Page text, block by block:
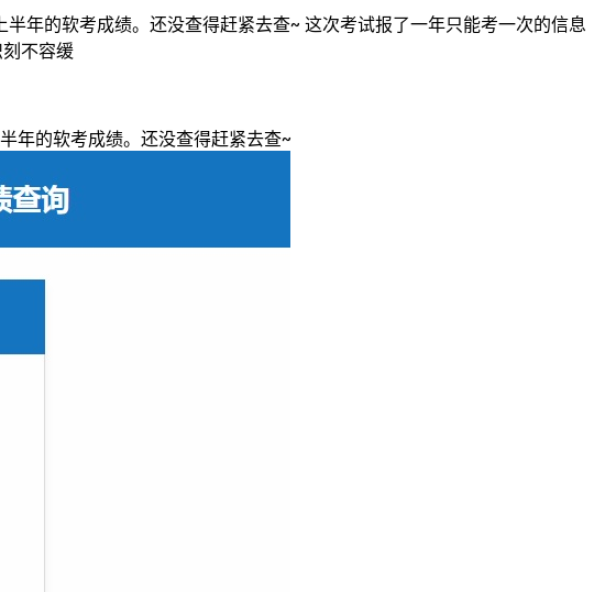
年的软考成绩。还没查得赶紧去查~ 这次考试报了一年只能考一次的信息
不容缓
年的软考成绩。还没查得赶紧去查~